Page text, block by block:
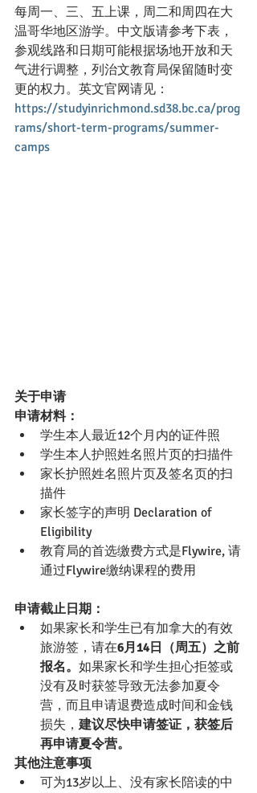
每周一、三、五上课，周二和周四在大
温哥华地区游学。中文版请参考下表，
参观线路和日期可能根据场地开放和天
气进行调整，列治文教育局保留随时变
更的权力。英文官网请见：
https://studyinrichmond.sd38.bc.ca/prog
rams/short-term-programs/summer-
camps
关于申请
申请材料：
学生本人最近12个月内的证件照
学生本人护照姓名照片页的扫描件
家长护照姓名照片页及签名页的扫
描件
家长签字的声明 Declaration of
Eligibility
教育局的首选缴费方式是Flywire, 请
通过Flywire缴纳课程的费用
申请截止日期：
如果家长和学生已有加拿大的有效
旅游签，请在6月14日（周五）之前
报名。 如果家长和学生担心拒签或
没有及时获签导致无法参加夏令
营，而且申请退费造成时间和金钱
损失，建议尽快申请签证，获签后
再申请夏令营。
其他注意事项
可为13岁以上、没有家长陪读的中